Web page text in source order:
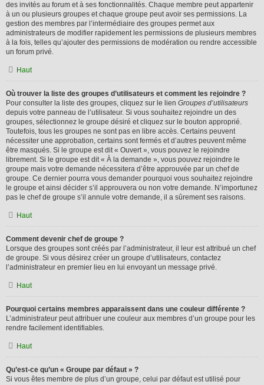
des invités au forum et à ses fonctionnalités. Chaque membre peut appartenir
à un ou plusieurs groupes et chaque groupe peut avoir ses permissions. La
gestion des membres par l’intermédiaire des groupes permet aux
administrateurs de modifier rapidement les permissions de plusieurs membres
à la fois, telles qu’ajouter des permissions de modération ou rendre accessible
un forum privé.
Haut
Où trouver la liste des groupes d’utilisateurs et comment les rejoindre ?
Pour consulter la liste des groupes, cliquez sur le lien Groupes d’utilisateurs
depuis votre panneau de l’utilisateur. Si vous souhaitez rejoindre un des
groupes, sélectionnez le groupe désiré et cliquez sur le bouton approprié.
Toutefois, tous les groupes ne sont pas en libre accès. Certains peuvent
nécessiter une approbation, certains sont fermés et d’autres peuvent même
être masqués. Si le groupe est dit « Ouvert », vous pouvez le rejoindre
librement. Si le groupe est dit « À la demande », vous pouvez rejoindre le
groupe mais votre demande nécessitera d’être approuvée par un chef de
groupe. Ce dernier pourra vous demander pourquoi vous souhaitez rejoindre
le groupe et ainsi décider s’il approuvera ou non votre demande. N’importunez
pas le chef de groupe s’il annule votre demande, il a sûrement ses raisons.
Haut
Comment devenir chef de groupe ?
Lorsque des groupes sont créés par l’administrateur, il leur est attribué un chef
de groupe. Si vous désirez créer un groupe d’utilisateurs, contactez
l’administrateur en premier lieu en lui envoyant un message privé.
Haut
Pourquoi certains membres apparaissent dans une couleur différente ?
L’administrateur peut attribuer une couleur aux membres d’un groupe pour les
rendre facilement identifiables.
Haut
Qu’est-ce qu’un « Groupe par défaut » ?
Si vous êtes membre de plus d’un groupe, celui par défaut est utilisé pour